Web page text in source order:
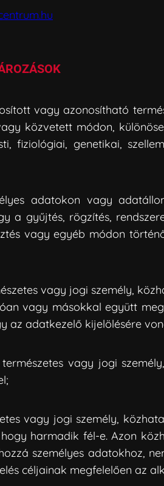
vagy azonosítható
közvetett módon,
fiziológiai, genetikai,
adatokon vagy
a gyűjtés, rögzítés,
vagy egyéb módon
vagy jogi személy,
vagy másokkal együtt
az adatkezelő kijelölésére
természetes vagy jogi
vagy jogi személy,
harmadik fél-e. Azon
személyes adatokhoz,
céljainak megfelelően az